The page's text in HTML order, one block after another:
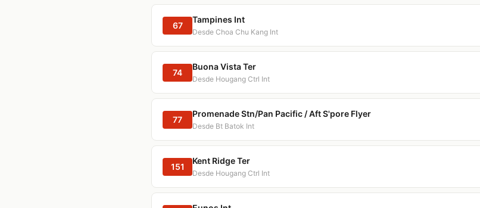
67
Tampines Int
Desde Choa Chu Kang Int
74
Buona Vista Ter
Desde Hougang Ctrl Int
77
Promenade Stn/Pan Pacific / Aft S'pore Flyer
Desde Bt Batok Int
151
Kent Ridge Ter
Desde Hougang Ctrl Int